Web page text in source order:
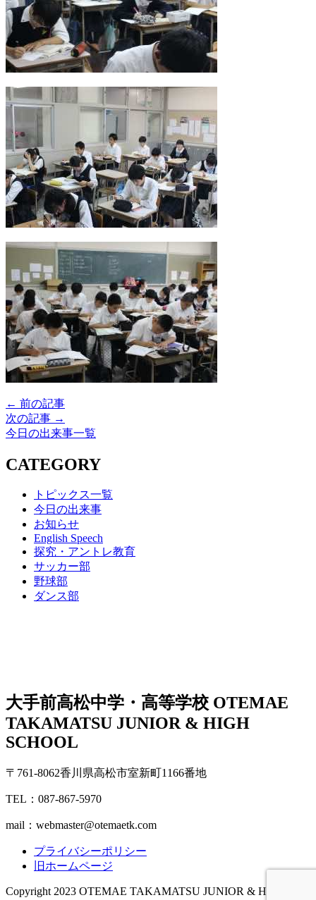
← 前の記事
次の記事 →
今日の出来事一覧
CATEGORY
トピックス一覧
今日の出来事
お知らせ
English Speech
探究・アントレ教育
サッカー部
野球部
ダンス部
大手前高松中学・高等学校 OTEMAE
TAKAMATSU JUNIOR & HIGH
SCHOOL
〒761-8062香川県高松市室新町1166番地
TEL：087-867-5970
mail：webmaster@otemaetk.com
プライバシーポリシー
旧ホームページ
Copyright 2023 OTEMAE TAKAMATSU JUNIOR & HIGH